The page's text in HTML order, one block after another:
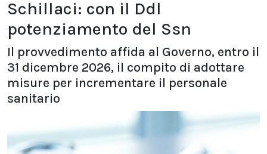
Schillaci: con il Ddl
potenziamento del Ssn
Il provvedimento affida al Governo, entro il
31 dicembre 2026, il compito di adottare
misure per incrementare il personale
sanitario